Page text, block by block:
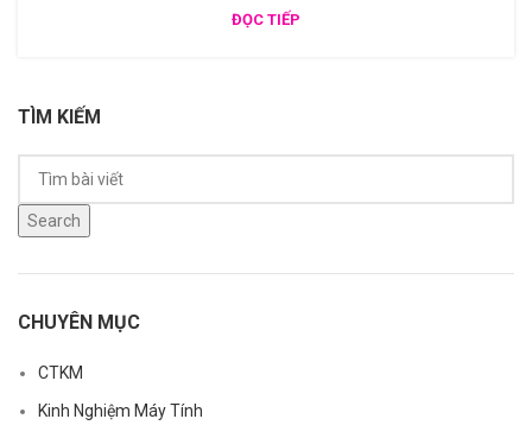
ĐỌC TIẾP
TÌM KIẾM
Search
CHUYÊN MỤC
CTKM
Kinh Nghiệm Máy Tính